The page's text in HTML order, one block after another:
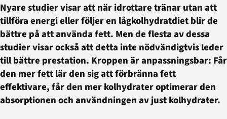
Nyare studier visar att när idrottare tränar utan att
tillföra energi eller följer en lågkolhydratdiet blir de
bättre på att använda fett. Men de flesta av dessa
studier visar också att detta inte nödvändigtvis leder
till bättre prestation. Kroppen är anpassningsbar: Får
den mer fett lär den sig att förbränna fett
effektivare, får den mer kolhydrater optimerar den
absorptionen och användningen av just kolhydrater.